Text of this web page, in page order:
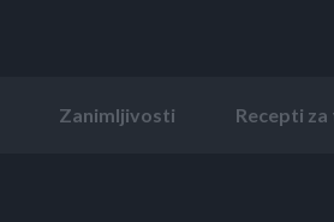
Zanimljivosti Recepti